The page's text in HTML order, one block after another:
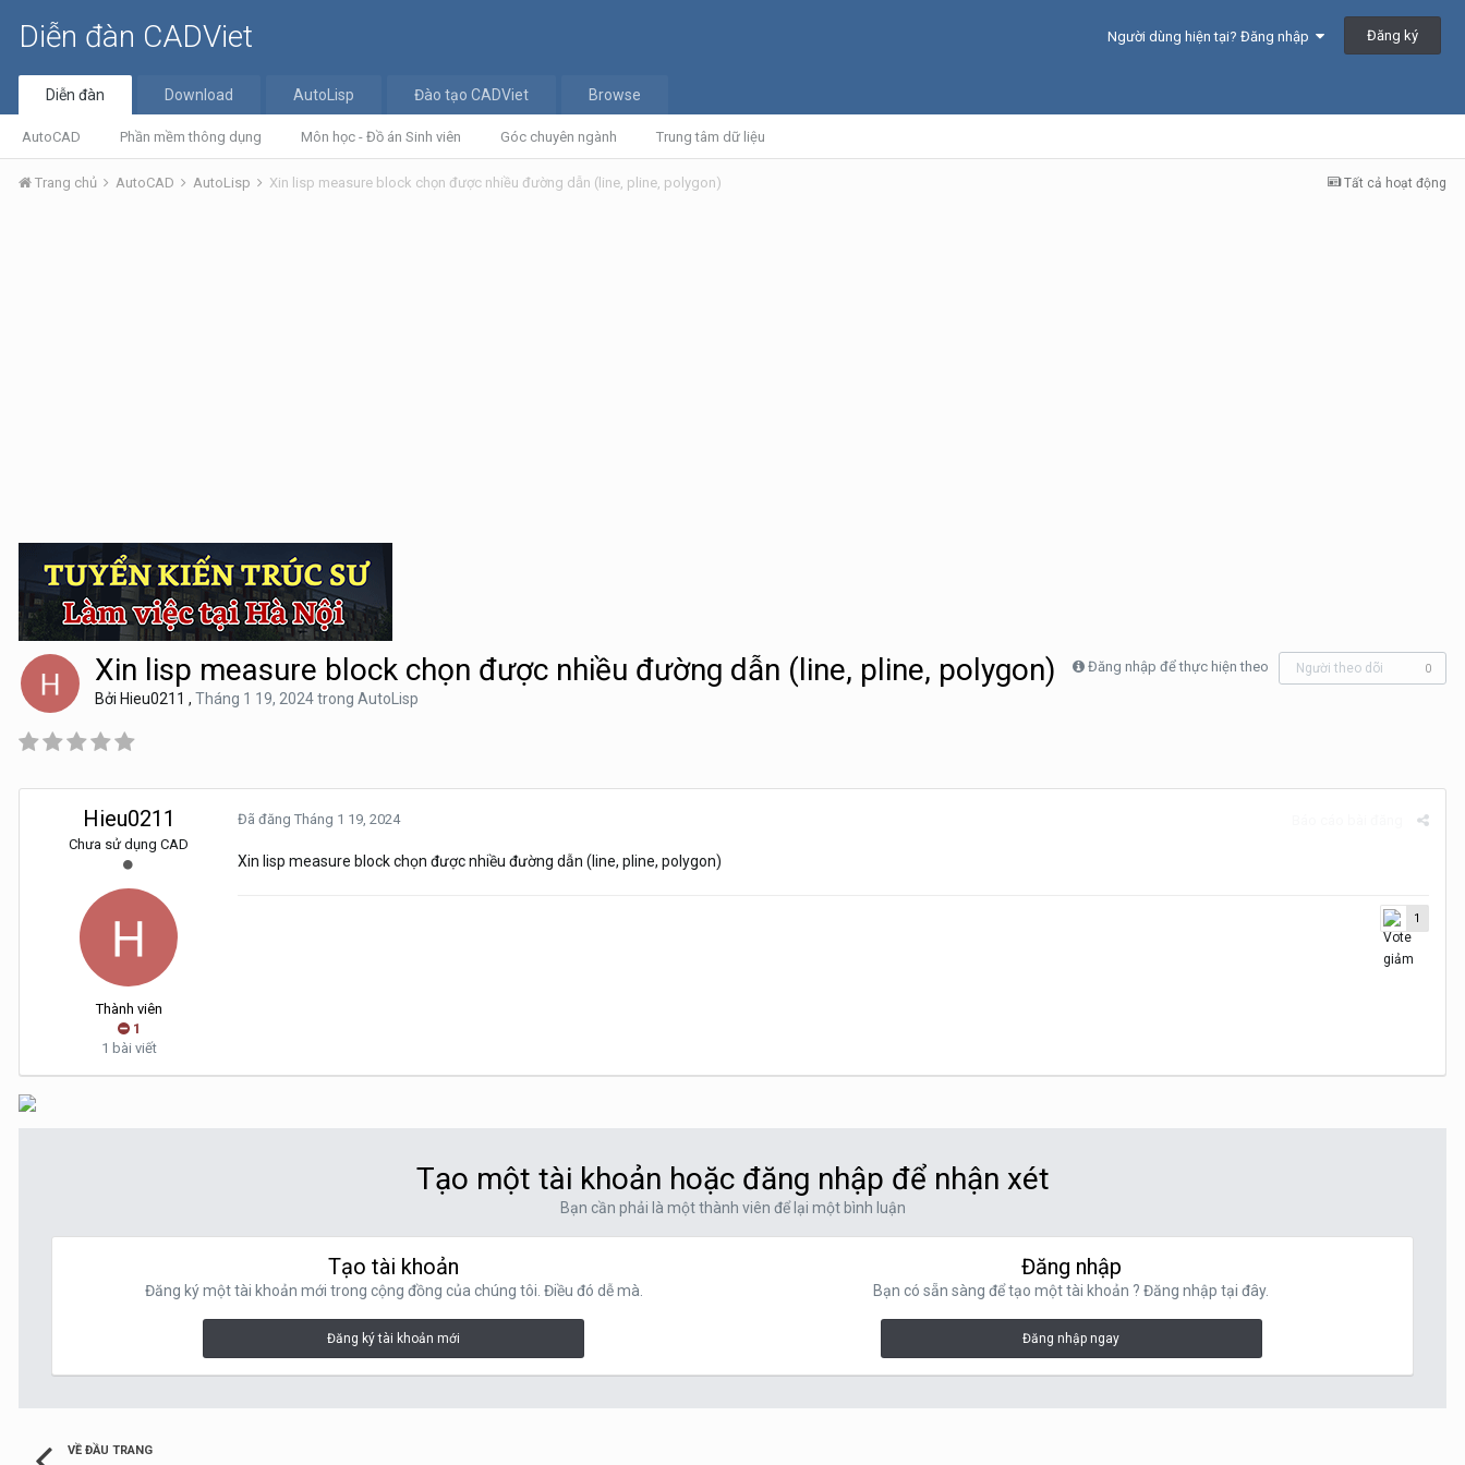
Diễn đàn CADViet Người dùng hiện tại? Đăng nhập Đăng ký
Diễn đàn
AutoCAD Phần mềm thông dụng Môn học - Đồ án Sinh viên Góc chuyên ngành Trung tâm dữ liệu
Download AutoLisp Đào tạo CADViet Browse
Tất cả hoạt động
Trang chủ AutoCAD AutoLisp Xin lisp measure block chọn được nhiều đường dẫn (line, pline, polygon)
Đăng nhập để thực hiện theo Người theo dõi 0
Xin lisp measure block chọn được nhiều đường dẫn (line, pline, polygon)
Bởi Hieu0211 , Tháng 1 19, 2024trong AutoLisp
Hieu0211
Chưa sử dụng CAD
Thành viên
1
1 bài viết
Đã đăng Tháng 1 19, 2024
Xin lisp measure block chọn được nhiều đường dẫn (line, pline, polygon)
1
Tạo một tài khoản hoặc đăng nhập để nhận xét
Bạn cần phải là một thành viên để lại một bình luận
Tạo tài khoản
Đăng ký một tài khoản mới trong cộng đồng của chúng tôi. Điều đó dễ mà.
Đăng ký tài khoản mới
Đăng nhập
Bạn có sẵn sàng để tạo một tài khoản ? Đăng nhập tại đây.
Đăng nhập ngay
VỀ ĐẦU TRANG